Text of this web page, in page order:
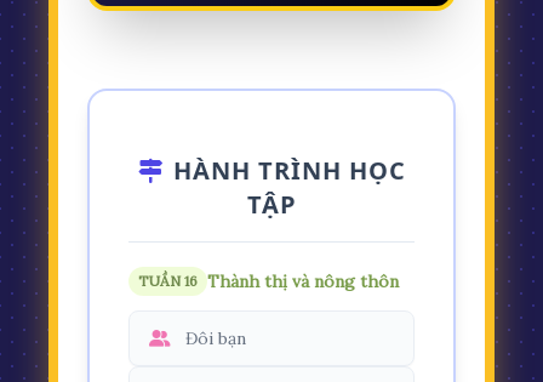
HÀNH TRÌNH HỌC
TẬP
TUẦN 16 Thành thị và nông thôn
Đôi bạn